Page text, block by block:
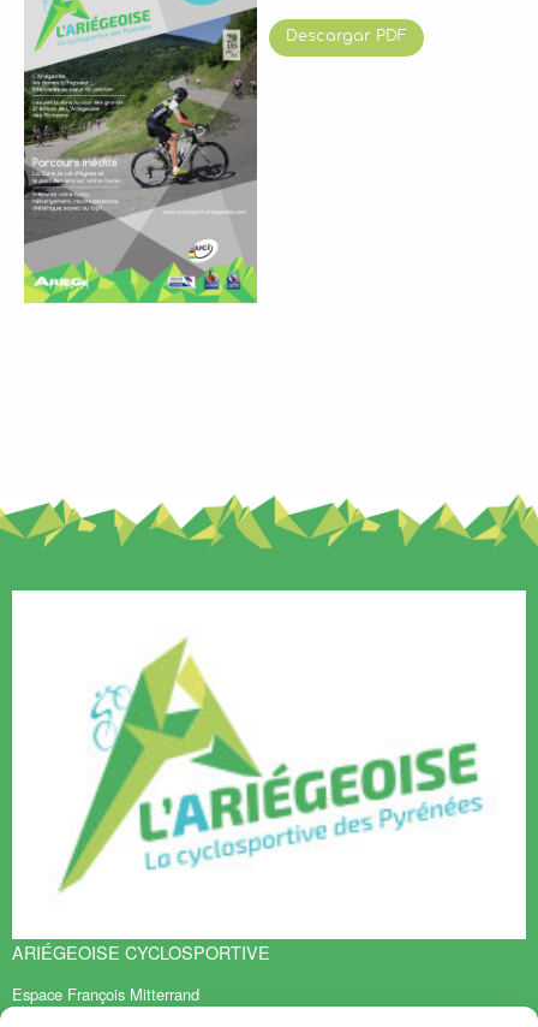
Descargar PDF
ARIÉGEOISE CYCLOSPORTIVE
Espace François Mitterrand